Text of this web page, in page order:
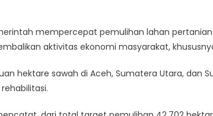
mempercepat pemulihan lahan
aktivitas ekonomi masyarakat,
hektare sawah di Aceh, Sumatera Utara, dan